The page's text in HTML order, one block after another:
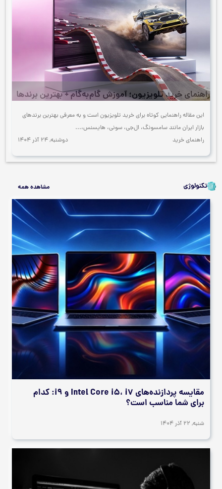
راهنمای خرید تلویزیون؛ آموزش گام‌به‌گام + بهترین برندها
این مقاله راهنمایی کوتاه برای خرید تلویزیون است و به معرفی بهترین برندهای
بازار ایران مانند سامسونگ، ال‌جی، سونی، هایسنس،...
راهنمای خرید
دوشنبه, 24 آذر 1404
تکنولوژی مشاهده همه
مقایسه پردازنده‌های Intel Core i5، i7 و i9: کدام
برای شما مناسب است؟
شنبه, 22 آذر 1404